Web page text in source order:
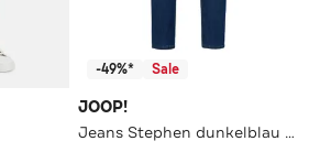
-49%* Sale
JOOP!
Jeans Stephen dunkelblau Slim